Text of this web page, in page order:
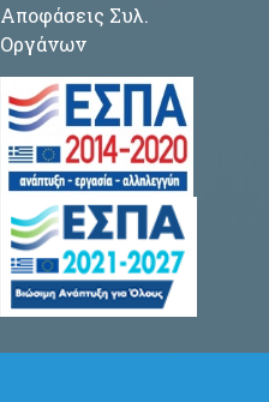
Αποφάσεις Συλ.
Οργάνων